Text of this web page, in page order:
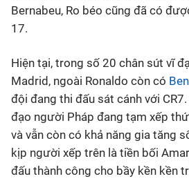
Bernabeu, Ro béo cũng đã có
17.
Hiện tại, trong số 20 chân sút vĩ
Madrid, ngoài Ronaldo còn có
đội đang thi đấu sát cánh với
đạo người Pháp đang tạm xếp
và vẫn còn có khả năng gia tăng
kịp người xếp trên là tiền bối
đấu thành công cho bầy kền kền